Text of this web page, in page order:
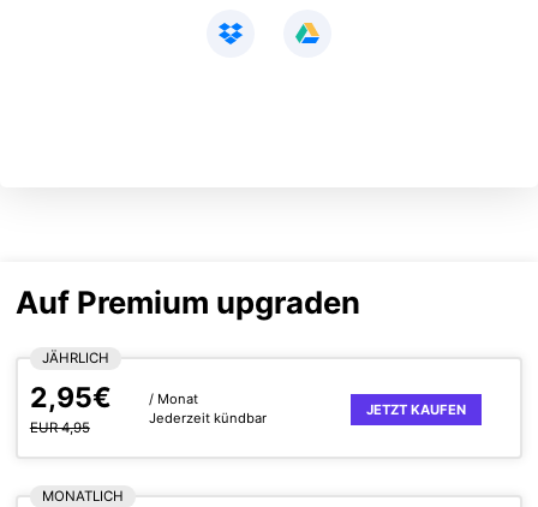
Auf Premium upgraden
JÄHRLICH
2,95€
EUR 4,95
/ Monat
Jederzeit kündbar
JETZT KAUFEN
MONATLICH